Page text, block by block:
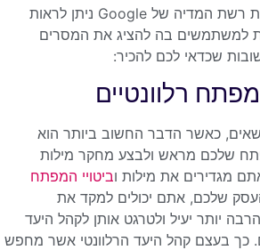
כאשר בוחנים לעומק את רשת המדיה של Google ניתן לראות
למשתמשים בה להציג את המסרים
שכדאי לכם להכיר:
מפתח רלוונטיים
כאשר הדבר החשוב ביותר הוא
שלכם מראש ולבצע מחקר מילות
מגדירים את מילות וביטויי המפתח
שלכם, אתם יכולים למקד את
יותר יעיל ולטרגט אותן לקהל היעד
כך בעצם קהל היעד הרלוונטי אשר מחפש